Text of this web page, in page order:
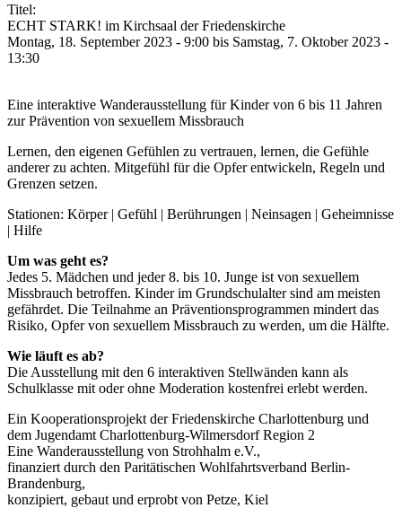
Titel:
ECHT STARK! im Kirchsaal der Friedenskirche
Montag, 18. September 2023 - 9:00 bis Samstag, 7. Oktober 2023 -
13:30
Eine interaktive Wanderausstellung für Kinder von 6 bis 11 Jahren
zur Prävention von sexuellem Missbrauch
Lernen, den eigenen Gefühlen zu vertrauen, lernen, die Gefühle
anderer zu achten. Mitgefühl für die Opfer entwickeln, Regeln und
Grenzen setzen.
Stationen: Körper | Gefühl | Berührungen | Neinsagen | Geheimnisse
| Hilfe
Um was geht es?
Jedes 5. Mädchen und jeder 8. bis 10. Junge ist von sexuellem
Missbrauch betroffen. Kinder im Grundschulalter sind am meisten
gefährdet. Die Teilnahme an Präventionsprogrammen mindert das
Risiko, Opfer von sexuellem Missbrauch zu werden, um die Hälfte.
Wie läuft es ab?
Die Ausstellung mit den 6 interaktiven Stellwänden kann als
Schulklasse mit oder ohne Moderation kostenfrei erlebt werden.
Ein Kooperationsprojekt der Friedenskirche Charlottenburg und
dem Jugendamt Charlottenburg-Wilmersdorf Region 2
Eine Wanderausstellung von Strohhalm e.V.,
finanziert durch den Paritätischen Wohlfahrtsverband Berlin-
Brandenburg,
konzipiert, gebaut und erprobt von Petze, Kiel